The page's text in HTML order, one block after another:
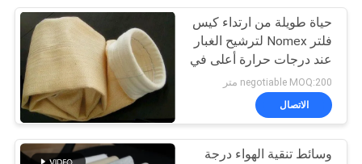
حياة طويلة من ارتداء كيس
فلتر Nomex لترشيح الغبار
عند درجات حرارة أعلى في
فرن ذوبان الصلب
negotiable MOQ:200 متر
الاتصال
وسائط تنقية الهواء درجة